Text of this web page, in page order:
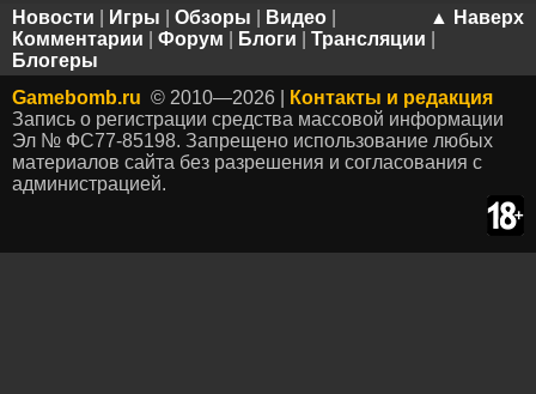
▲ Наверх
Новости Игры Обзоры Видео
Комментарии
Форум Блоги Трансляции
Блогеры
Gamebomb.ru © 2010—2026 |
Контакты и редакция
Запись о регистрации средства массовой информации
Эл № ФС77-85198. Запрещено использование любых
материалов сайта без разрешения и согласования с
администрацией.